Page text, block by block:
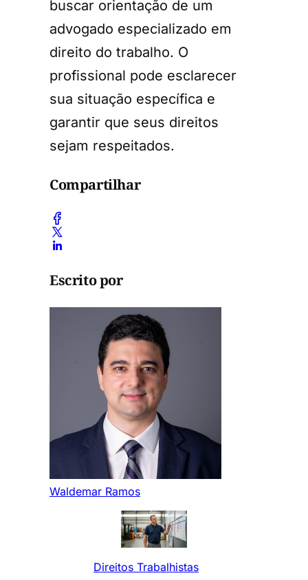
buscar orientação de um
advogado especializado em
direito do trabalho. O
profissional pode esclarecer
sua situação específica e
garantir que seus direitos
sejam respeitados.
Compartilhar
Escrito por
Waldemar Ramos
Direitos Trabalhistas